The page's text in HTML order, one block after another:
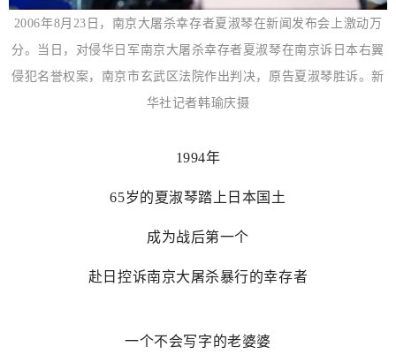
2006年8月23日，南京大屠杀幸存者夏淑琴在新闻发布会上激动万
分。当日，对侵华日军南京大屠杀幸存者夏淑琴在南京诉日本右翼
侵犯名誉权案，南京市玄武区法院作出判决，原告夏淑琴胜诉。新
华社记者韩瑜庆摄
1994年
65岁的夏淑琴踏上日本国土
成为战后第一个
赴日控诉南京大屠杀暴行的幸存者
一个不会写字的老婆婆